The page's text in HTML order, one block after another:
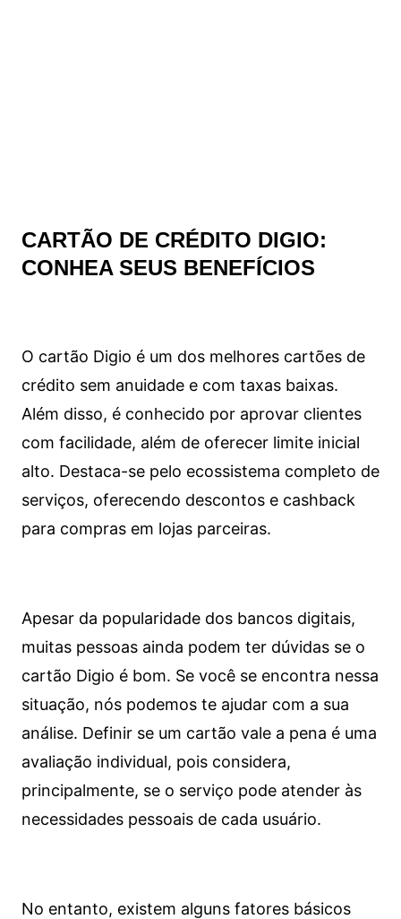
CARTÃO DE CRÉDITO DIGIO:
CONHEA SEUS BENEFÍCIOS
O cartão Digio é um dos melhores cartões de
crédito sem anuidade e com taxas baixas.
Além disso, é conhecido por aprovar clientes
com facilidade, além de oferecer limite inicial
alto. Destaca-se pelo ecossistema completo de
serviços, oferecendo descontos e cashback
para compras em lojas parceiras.
Apesar da popularidade dos bancos digitais,
muitas pessoas ainda podem ter dúvidas se o
cartão Digio é bom. Se você se encontra nessa
situação, nós podemos te ajudar com a sua
análise. Definir se um cartão vale a pena é uma
avaliação individual, pois considera,
principalmente, se o serviço pode atender às
necessidades pessoais de cada usuário.
No entanto, existem alguns fatores básicos